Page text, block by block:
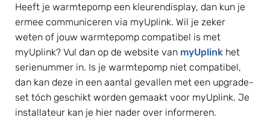
Heeft je warmtepomp een kleurendisplay, dan kun je
ermee communiceren via myUplink. Wil je zeker
weten of jouw warmtepomp compatibel is met
myUplink? Vul dan op de website van myUplink het
serienummer in. Is je warmtepomp niet compatibel,
dan kan deze in een aantal gevallen met een upgrade-
set tóch geschikt worden gemaakt voor myUplink. Je
installateur kan je hier nader over informeren.